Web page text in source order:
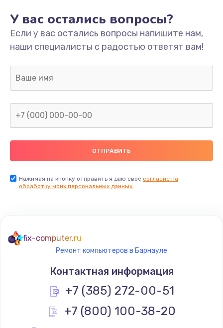
Замена/Pемонт карбюратора
1300 руб.
Заказать
Ремонт капиллярной трубки
400 руб.
Заказать
Замена термостата
1200 руб.
Заказать
Замена реле
У вас остались вопросы?
Если у вас остались вопросы напишите нам,
наши специалисты с радостью ответят вам!
Нажимая на кнопку отправить я даю свое согласие на
обработку моих персональных данных.
fix-computer.ru
Ремонт компьютеров в Барнауле
Контактная информация
+7 (385) 272-00-51
+7 (800) 100-38-20